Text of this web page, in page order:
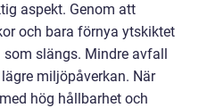
aspekt. Genom att
och bara förnya ytskiktet
slängs. Mindre avfall
miljöpåverkan. När
hög hållbarhet och